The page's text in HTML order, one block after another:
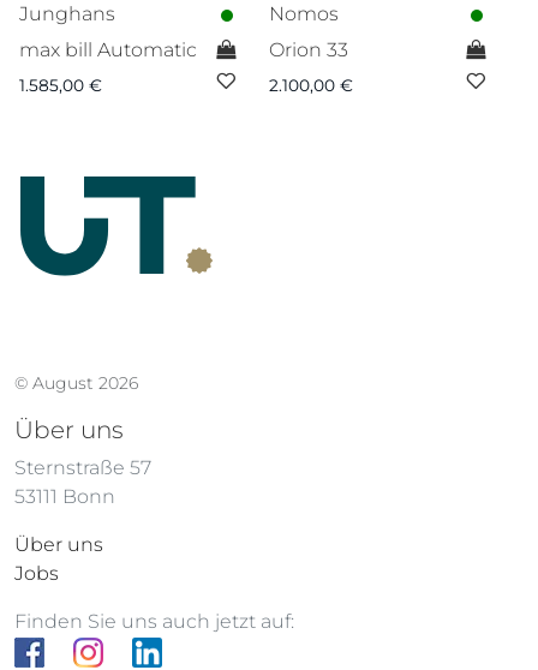
Junghans
max bill Automatic
1.585,00 €
Nomos
Orion 33
2.100,00 €
© August 2026
Über uns
Sternstraße 57
53111 Bonn
Über uns
Jobs
Finden Sie uns auch jetzt auf: